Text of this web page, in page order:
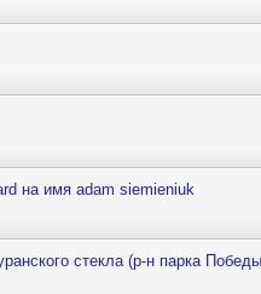
на имя adam siemieniuk
стекла (р-н парка